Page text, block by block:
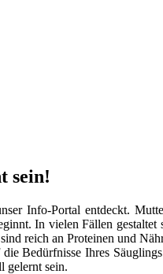
sein!
Info-Portal entdeckt.
In vielen Fällen gestaltet
reich an Proteinen und
Bedürfnisse Ihres
gelernt sein.